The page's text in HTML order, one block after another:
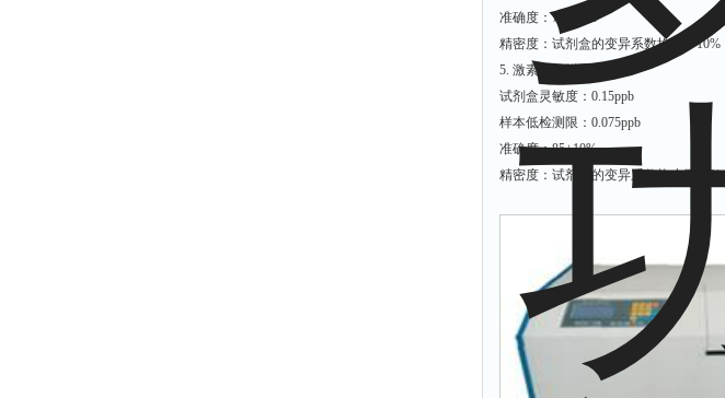
准确度：75±10%
精密度：试剂盒的变异系数均小于10%
5. 激素（己烯雌酚）
试剂盒灵敏度：0.15ppb
样本低检测限：0.075ppb
准确度：85±10%
精密度：试剂盒的变异系数均小于10%